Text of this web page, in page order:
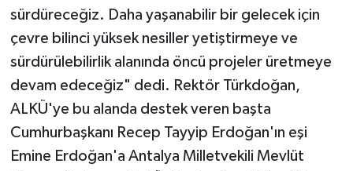
sürdüreceğiz. Daha yaşanabilir bir gelecek için
çevre bilinci yüksek nesiller yetiştirmeye ve
sürdürülebilirlik alanında öncü projeler üretmeye
devam edeceğiz" dedi. Rektör Türkdoğan,
ALKÜ'ye bu alanda destek veren başta
Cumhurbaşkanı Recep Tayyip Erdoğan'ın eşi
Emine Erdoğan'a Antalya Milletvekili Mevlüt